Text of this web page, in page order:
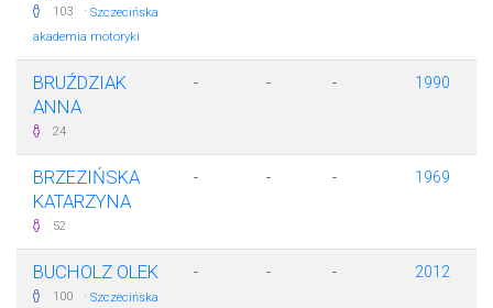
103 · Szczecińska
akademia motoryki
BRUŹDZIAK
ANNA
24
- - - 1990
BRZEZIŃSKA
KATARZYNA
52
- - - 1969
BUCHOLZ OLEK
100 · Szczecińska
- - - 2012